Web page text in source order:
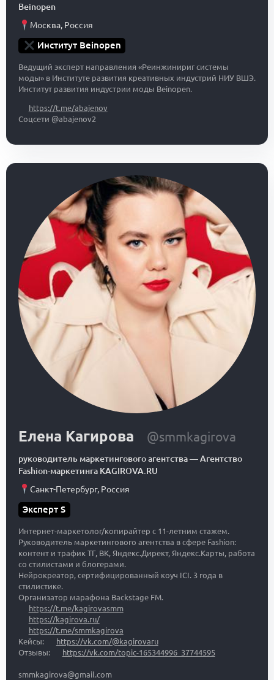
Beinopen
Москва, Россия
Институт Beinopen
Ведущий эксперт направления «Реинжинириг системы
моды» в Институте развития креативных индустрий НИУ ВШЭ.
Институт развития индустрии моды Beinopen.
https://t.me/abajenov
Соцсети @abajenov2
Елена Кагирова @smmkagirova
руководитель маркетингового агентства—Агентство
Fashion-маркетинга KAGIROVA.RU
Санкт-Петербург, Россия
Эксперт S
Интернет-маркетолог/копирайтер с 11-летним стажем.
Руководитель маркетингового агентства в сфере Fashion:
контент и трафик ТГ, ВК, Яндекс.Директ, Яндекс.Карты, работа
со стилистами и блогерами.
Нейрокреатор, сертифицированный коуч ICI. 3 года в
стилистике.
Организатор марафона Backstage FM.
https://t.me/kagirovasmm
https://kagirova.ru/
https://t.me/smmkagirova
Кейсы:
https://vk.com/@kagirovaru
Отзывы:
https://vk.com/topic-165344996_37744595
smmkagirova@gmail.com